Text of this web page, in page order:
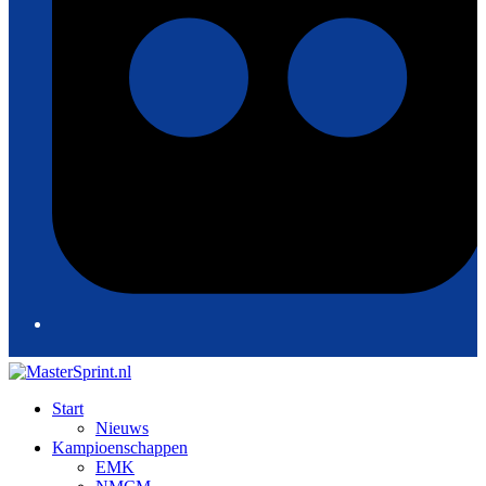
Start
Nieuws
Kampioenschappen
EMK